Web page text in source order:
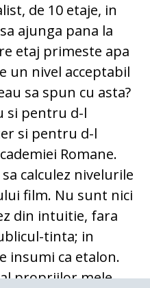
de 10 etaje, in
ajunga pana la
etaj primeste apa
un nivel acceptabil
sa spun cu asta?
si pentru d-l
si pentru d-l
Romane.
calculez nivelurile
film. Nu sunt nici
din intuitie, fara
tinta; in
insumi ca etalon.
propriilor mele